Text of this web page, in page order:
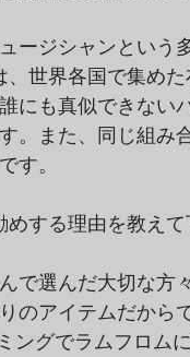
ージシャンという
世界各国で集め
にも真似できない
。また、同じ組み
す。
する理由を教えて
で選んだ大切な方
のアイテムだから
ングでラムフロム